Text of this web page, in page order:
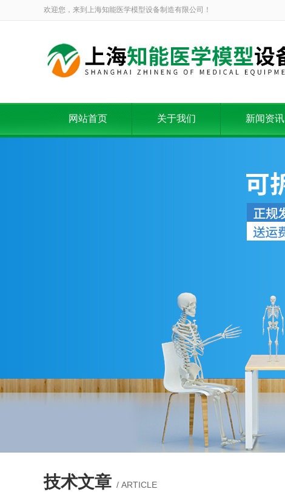
欢迎您，来到上海知能医学模型设备制造有限公司！
网站首页 关于我们 新闻资讯
技术文章 / ARTICLE